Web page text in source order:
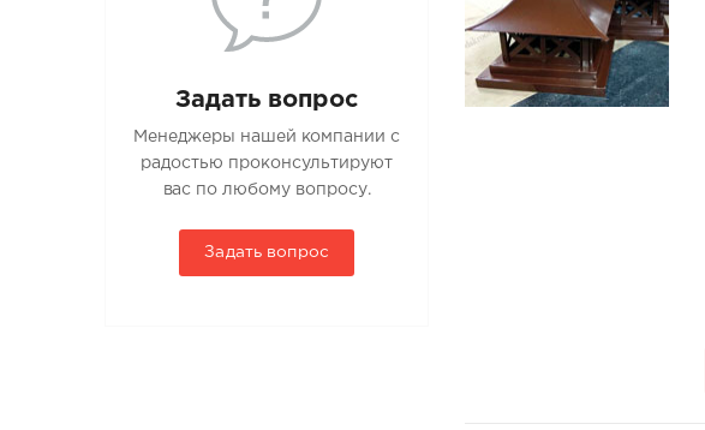
Задать вопрос
Менеджеры нашей компании с
радостью проконсультируют
вас по любому вопросу.
Задать вопрос